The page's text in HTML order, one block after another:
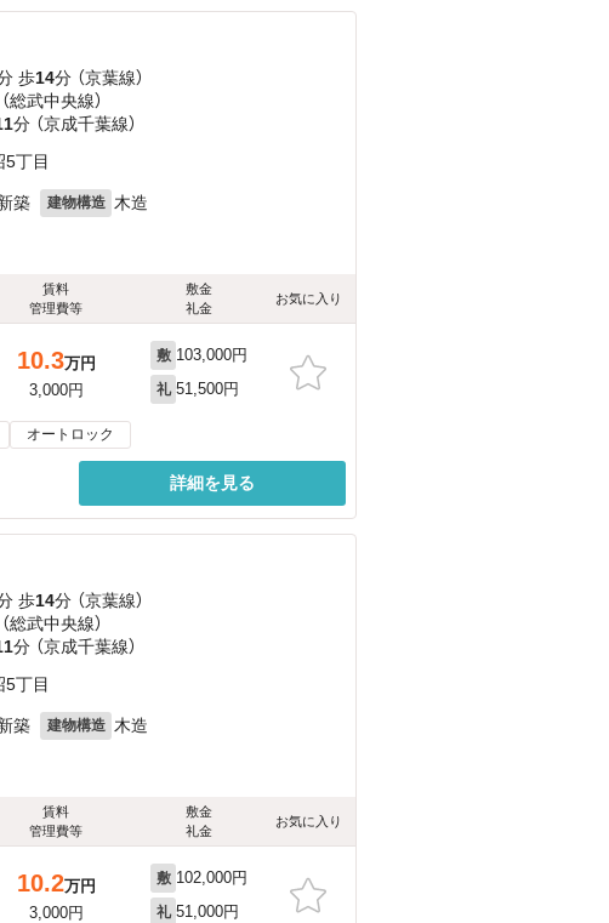
歩14分 （京葉線）
総武中央線）
分 （京成千葉線）
5丁目
築 建物構造 木造
賃料
管理費等
敷金
礼金
お気に入り
10.3万円
3,000円
敷 103,000円
礼 51,500円
オートロック
詳細を見る
歩14分 （京葉線）
総武中央線）
分 （京成千葉線）
5丁目
築 建物構造 木造
賃料
管理費等
敷金
礼金
お気に入り
10.2万円
3,000円
敷 102,000円
礼 51,000円